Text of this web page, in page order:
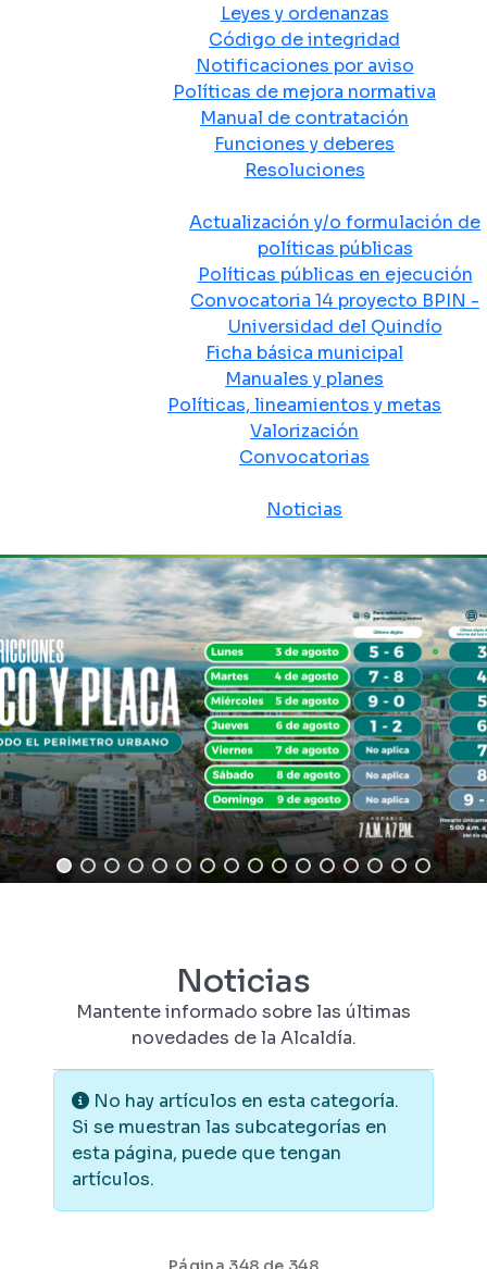
Leyes y ordenanzas
Código de integridad
Notificaciones por aviso
Políticas de mejora normativa
Manual de contratación
Funciones y deberes
Resoluciones
Actualización y/o formulación de
políticas públicas
Políticas públicas en ejecución
Convocatoria 14 proyecto BPIN -
Universidad del Quindío
Ficha básica municipal
Manuales y planes
Políticas, lineamientos y metas
Valorización
Convocatorias
Noticias
Noticias
Mantente informado sobre las últimas
novedades de la Alcaldía.
Información
No hay artículos en esta categoría.
Si se muestran las subcategorías en
esta página, puede que tengan
artículos.